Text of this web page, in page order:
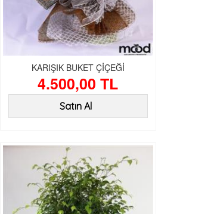
KARIŞIK BUKET ÇİÇEĞİ
4.500,00 TL
Satın Al